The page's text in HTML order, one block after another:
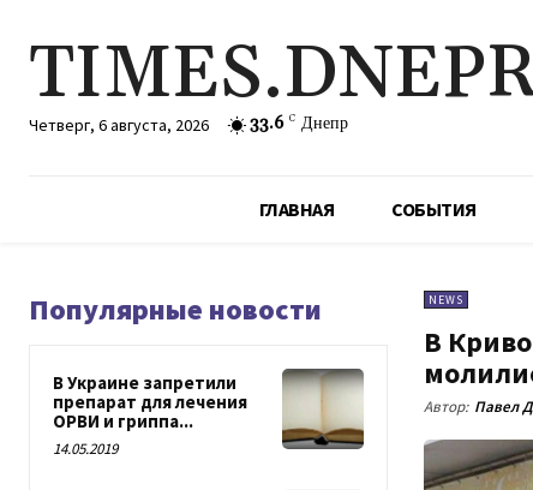
Четверг, 6 августа, 2026 33.6 C Днепр
ГЛАВНАЯ СОБЫТИЯ
Популярные новости
В Украине запретили
препарат для лечения
ОРВИ и гриппа...
14.05.2019
NEWS
В
Автор: Павел